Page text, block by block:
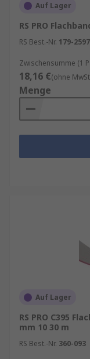
Auf Lager
RS PRO
RS Best.-Nr. 179-2597
Zwischensumme (1
18,16 €(ohne
Menge
Auf Lager
RS PRO C395
mm 10 30 m
RS Best.-Nr. 360-093